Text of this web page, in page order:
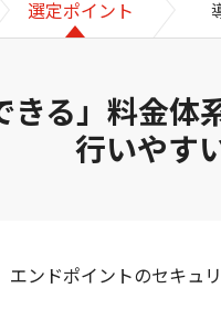
きる」料金
行いやす
選定ポイント
ンドポイントのセキュ